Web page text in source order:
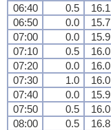
06:40
0.5 16.1
06:50
0.0 15.7
07:00
0.0 15.9
07:10
0.5 16.0
07:20
0.0 16.0
07:30
1.0 16.0
07:40
0.0 15.9
07:50
0.5 16.0
08:00
0.5 16.8